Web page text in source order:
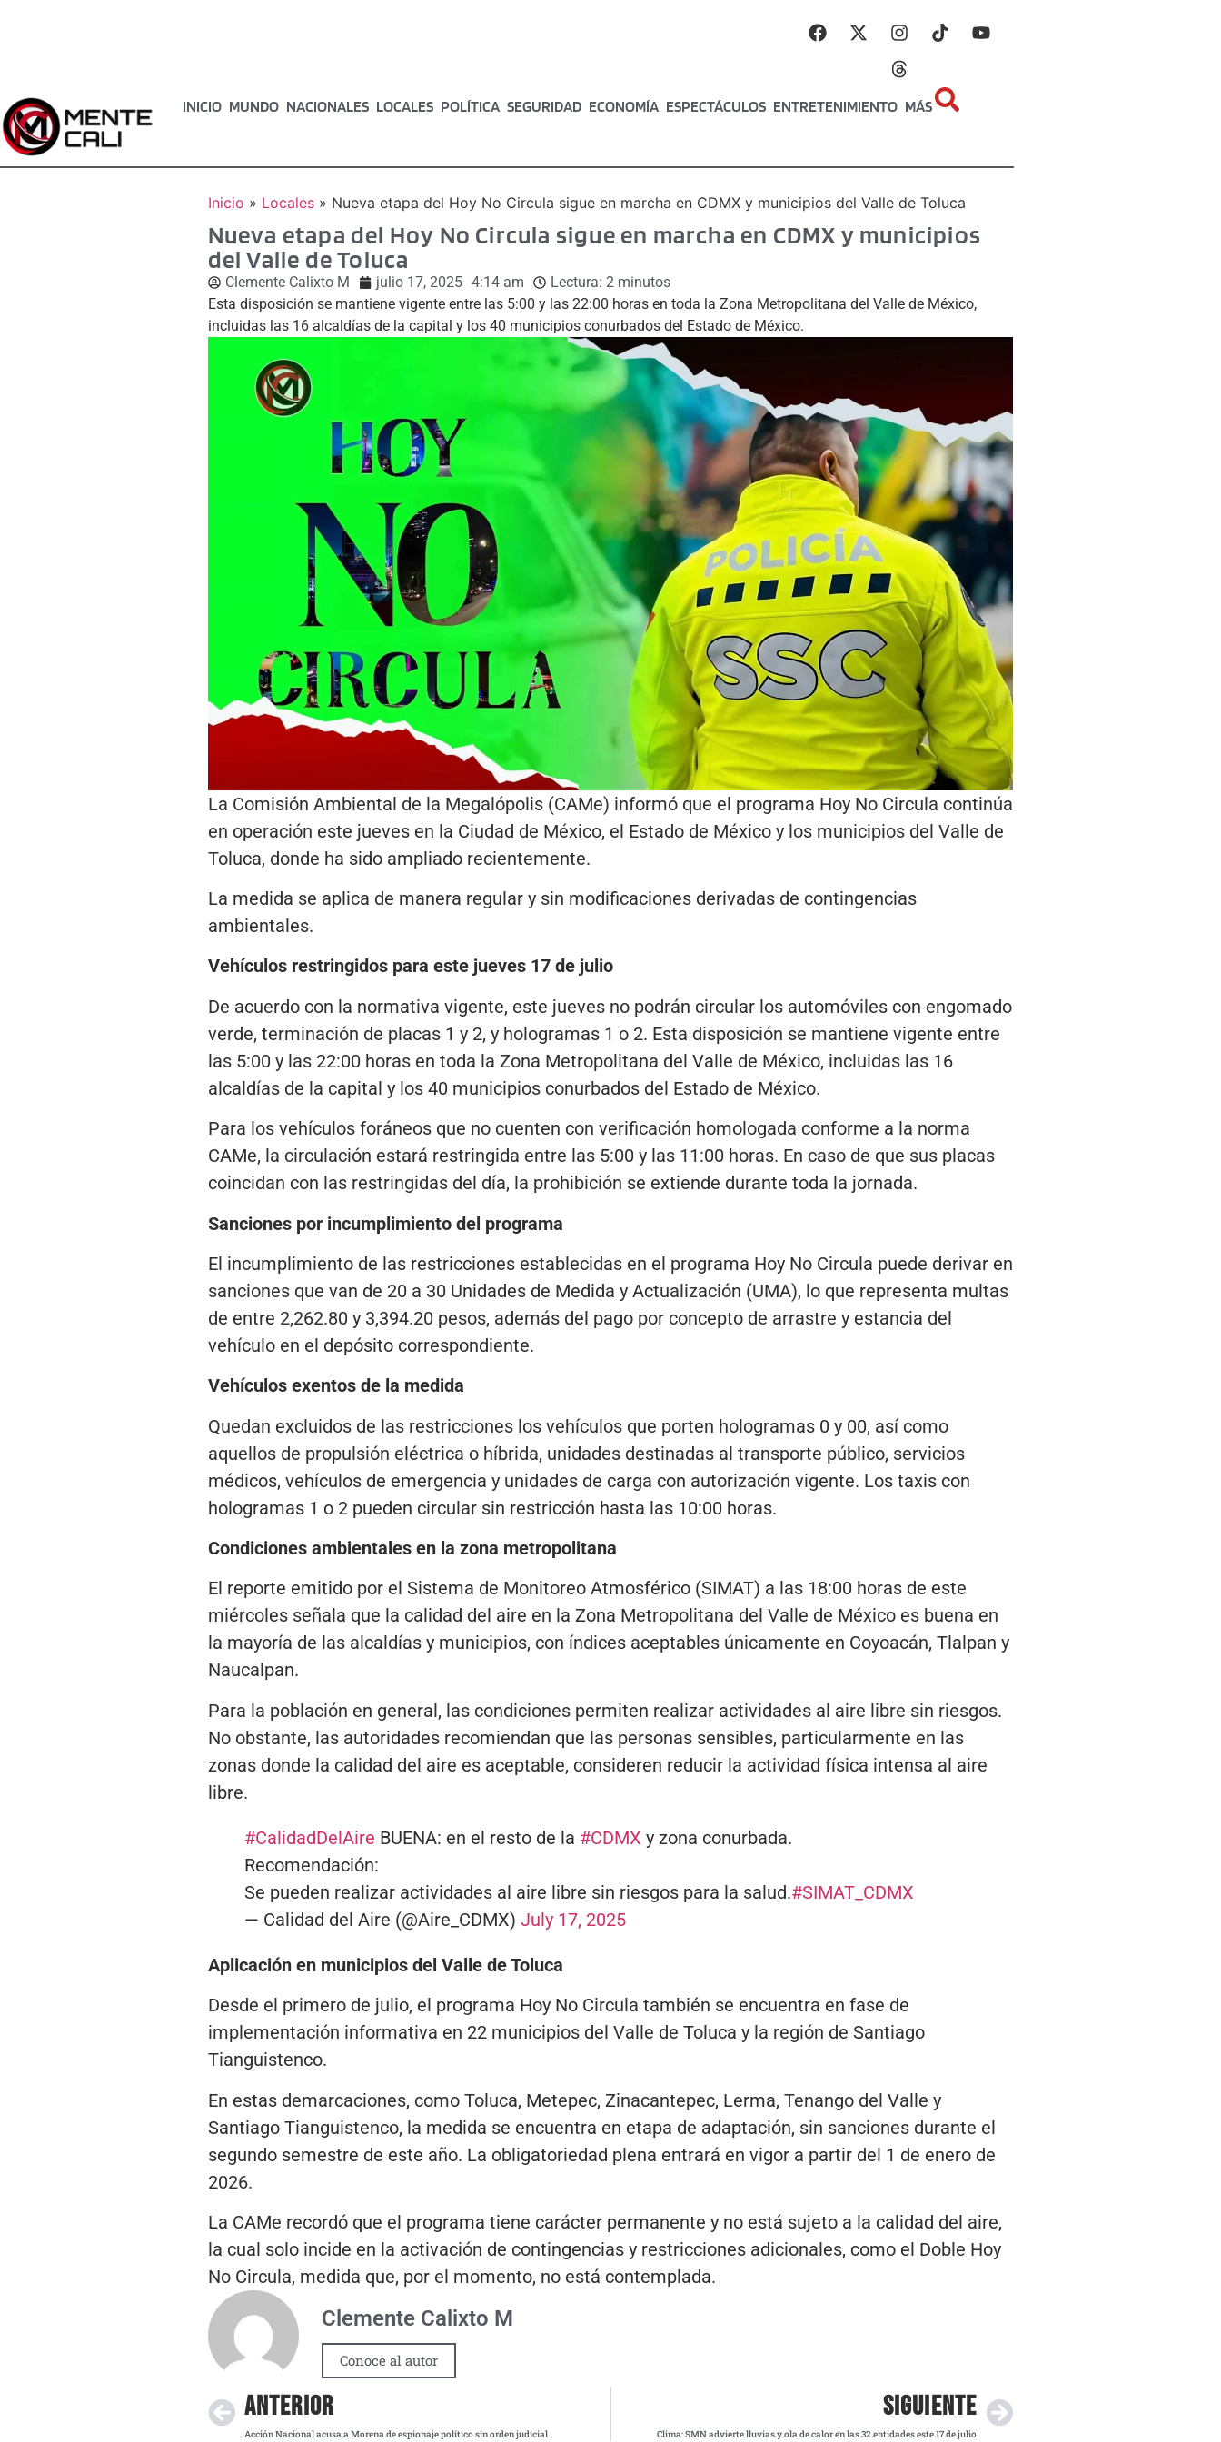
INICIO MUNDO NACIONALES LOCALES POLÍTICA SEGURIDAD ECONOMÍA ESPECTÁCULOS ENTRETENIMIENTO MÁS
Inicio » Locales» Nueva etapa del Hoy No Circula sigue en marcha en CDMX y municipios del Valle de Toluca
Nueva etapa del Hoy No Circula sigue en marcha en CDMX y municipios
del Valle de Toluca
Clemente Calixto M julio 17, 2025 4:14 am Lectura: 2 minutos
Esta disposición se mantiene vigente entre las 5:00 y las 22:00 horas en toda la Zona Metropolitana del Valle de México,
incluidas las 16 alcaldías de la capital y los 40 municipios conurbados del Estado de México.
La Comisión Ambiental de la Megalópolis (CAMe) informó que el programa Hoy No Circula continúa
en operación este jueves en la Ciudad de México, el Estado de México y los municipios del Valle de
Toluca, donde ha sido ampliado recientemente.
La medida se aplica de manera regular y sin modificaciones derivadas de contingencias
ambientales.
Vehículos restringidos para este jueves 17 de julio
De acuerdo con la normativa vigente, este jueves no podrán circular los automóviles con engomado
verde, terminación de placas 1 y 2, y hologramas 1 o 2. Esta disposición se mantiene vigente entre
las 5:00 y las 22:00 horas en toda la Zona Metropolitana del Valle de México, incluidas las 16
alcaldías de la capital y los 40 municipios conurbados del Estado de México.
Para los vehículos foráneos que no cuenten con verificación homologada conforme a la norma
CAMe, la circulación estará restringida entre las 5:00 y las 11:00 horas. En caso de que sus placas
coincidan con las restringidas del día, la prohibición se extiende durante toda la jornada.
Sanciones por incumplimiento del programa
El incumplimiento de las restricciones establecidas en el programa Hoy No Circula puede derivar en
sanciones que van de 20 a 30 Unidades de Medida y Actualización (UMA), lo que representa multas
de entre 2,262.80 y 3,394.20 pesos, además del pago por concepto de arrastre y estancia del
vehículo en el depósito correspondiente.
Vehículos exentos de la medida
Quedan excluidos de las restricciones los vehículos que porten hologramas 0 y 00, así como
aquellos de propulsión eléctrica o híbrida, unidades destinadas al transporte público, servicios
médicos, vehículos de emergencia y unidades de carga con autorización vigente. Los taxis con
hologramas 1 o 2 pueden circular sin restricción hasta las 10:00 horas.
Condiciones ambientales en la zona metropolitana
El reporte emitido por el Sistema de Monitoreo Atmosférico (SIMAT) a las 18:00 horas de este
miércoles señala que la calidad del aire en la Zona Metropolitana del Valle de México es buena en
la mayoría de las alcaldías y municipios, con índices aceptables únicamente en Coyoacán, Tlalpan y
Naucalpan.
Para la población en general, las condiciones permiten realizar actividades al aire libre sin riesgos.
No obstante, las autoridades recomiendan que las personas sensibles, particularmente en las
zonas donde la calidad del aire es aceptable, consideren reducir la actividad física intensa al aire
libre.
#CalidadDelAire BUENA: en el resto de la #CDMX y zona conurbada.
Recomendación:
Se pueden realizar actividades al aire libre sin riesgos para la salud.#SIMAT_CDMX
— Calidad del Aire (@Aire_CDMX) July 17, 2025
Aplicación en municipios del Valle de Toluca
Desde el primero de julio, el programa Hoy No Circula también se encuentra en fase de
implementación informativa en 22 municipios del Valle de Toluca y la región de Santiago
Tianguistenco.
En estas demarcaciones, como Toluca, Metepec, Zinacantepec, Lerma, Tenango del Valle y
Santiago Tianguistenco, la medida se encuentra en etapa de adaptación, sin sanciones durante el
segundo semestre de este año. La obligatoriedad plena entrará en vigor a partir del 1 de enero de
2026.
La CAMe recordó que el programa tiene carácter permanente y no está sujeto a la calidad del aire,
la cual solo incide en la activación de contingencias y restricciones adicionales, como el Doble Hoy
No Circula, medida que, por el momento, no está contemplada.
Clemente Calixto M
Conoce al autor
ANTERIOR
Acción Nacional acusa a Morena de espionaje político sin orden judicial
SIGUIENTE
Clima: SMN advierte lluvias y ola de calor en las 32 entidades este 17 de julio